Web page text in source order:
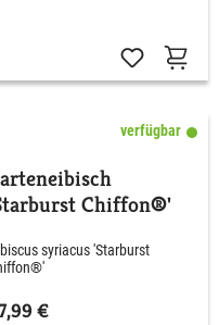
verfügbar
Chiffon®'
syriacus 'Starburst
€